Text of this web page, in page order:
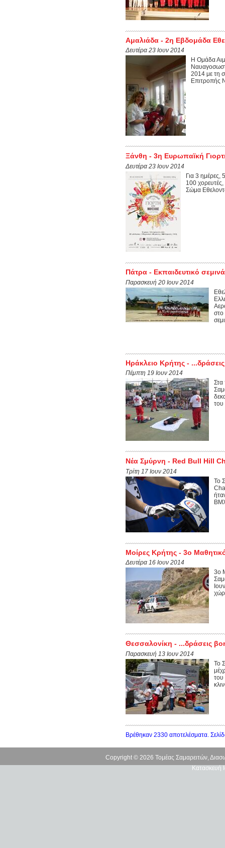
Αμαλιάδα - 2η Εβδομάδα
Δευτέρα 23 Ιουν 2014
Η Ομάδα
2014 με τη
Επιτροπής
Ξάνθη - 3η Ευρωπαϊκή
Δευτέρα 23 Ιουν 2014
Για 3 ημέρες,
100
Σώμα
Πάτρα - Εκπαιδευτικό
Παρασκευή 20 Ιουν 2014
στο
Ηράκλειο Κρήτης -
Πέμπτη 19 Ιουν 2014
Στα
του
Νέα Σμύρνη - Red Bull Hill
Τρίτη 17 Ιουν 2014
Το
Μοίρες Κρήτης - 3ο
Δευτέρα 16 Ιουν 2014
3ο
Θεσσαλονίκη - ...δράσεις
Παρασκευή 13 Ιουν 2014
Το
του
Βρέθηκαν 2330 αποτελέσματα.
Copyright © 2026 Τομέας Σαμαρειτών,
Κατασκευή